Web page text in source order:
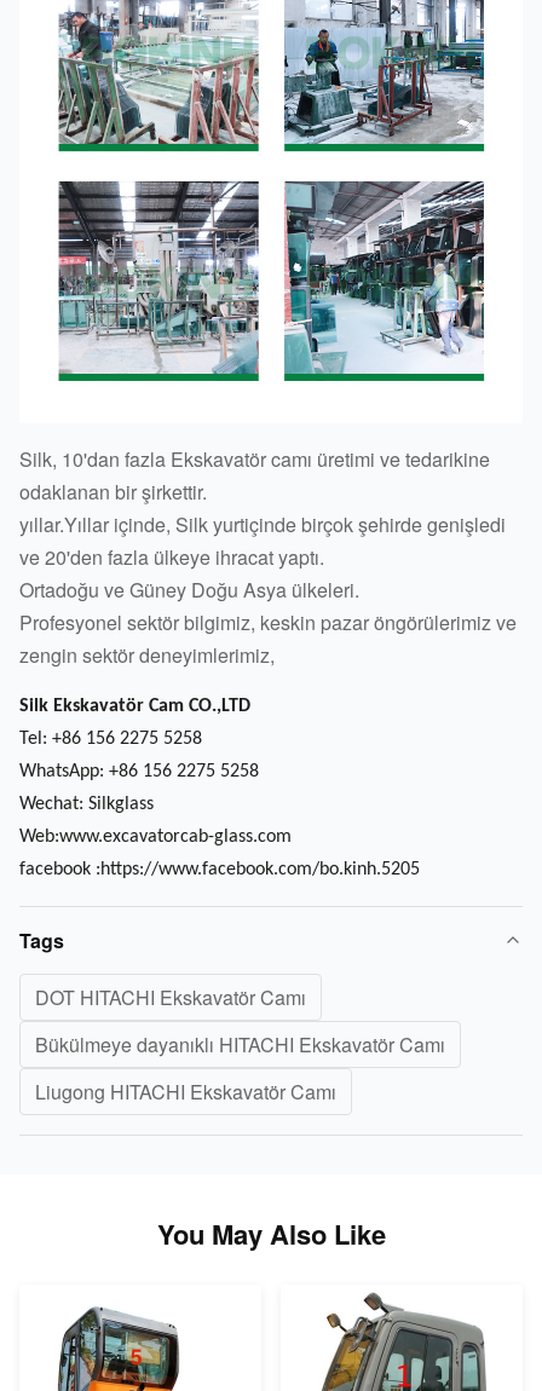
Silk, 10'dan fazla Ekskavatör camı üretimi ve tedarikine
odaklanan bir şirkettir.
yıllar.Yıllar içinde, Silk yurtiçinde birçok şehirde genişledi
ve 20'den fazla ülkeye ihracat yaptı.
Ortadoğu ve Güney Doğu Asya ülkeleri.
Profesyonel sektör bilgimiz, keskin pazar öngörülerimiz ve
zengin sektör deneyimlerimiz,
Silk Ekskavatör Cam CO.,LTD
Tel: +86 156 2275 5258
WhatsApp: +86 156 2275 5258
Wechat: Silkglass
Web:www.excavatorcab-glass.com
facebook :https://www.facebook.com/bo.kinh.5205
Tags
DOT HITACHI Ekskavatör Camı
Bükülmeye dayanıklı HITACHI Ekskavatör Camı
Liugong HITACHI Ekskavatör Camı
You May Also Like